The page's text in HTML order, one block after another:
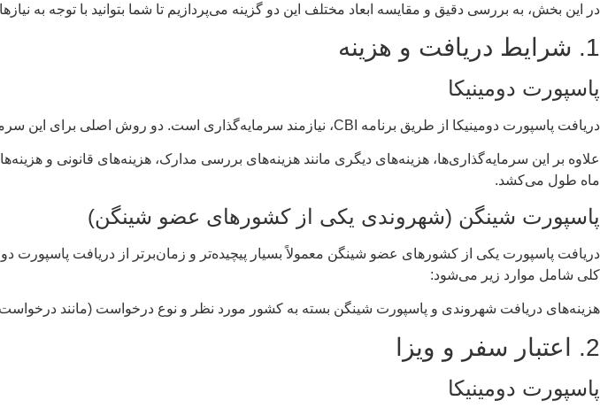
در این بخش، به بررسی دقیق و مقایسه ابعاد مختلف این دو گزینه می‌پردازیم تا شما بتوانید با توجه به
1. شرایط دریافت و هزینه
پاسپورت دومینیکا
دریافت پاسپورت دومینیکا از طریق برنامه CBI، نیازمند سرمایه‌گذاری است. دو روش اصلی برای این سرمایه‌گذاری وجود دارد:
ماه طول می‌کشد.
پاسپورت شینگن (شهروندی یکی از کشورهای عضو شینگن)
دریافت پاسپورت یکی از کشورهای عضو شینگن معمولاً بسیار پیچیده‌تر و زمان‌برتر از دریافت
کلی شامل موارد زیر می‌شود:
هزینه‌های دریافت شهروندی و پاسپورت شینگن بسته به کشور مورد نظر و نوع درخواست (مانند درخواست
2. اعتبار سفر و ویزا
پاسپورت دومینیکا